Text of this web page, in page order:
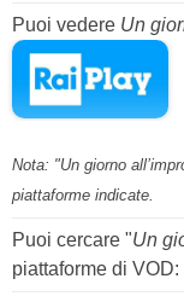
Puoi vedere Un
Nota: "Un giorno
piattaforme indicate.
Puoi cercare "Un
piattaforme di VOD: